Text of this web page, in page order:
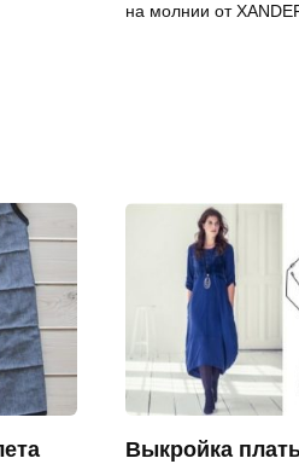
на молнии от
Выкройка